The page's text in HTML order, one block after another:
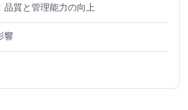
品質と管理能力の向上
響